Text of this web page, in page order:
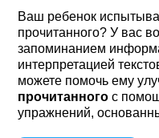
Ваш ребенок
прочитанного? У вас
запоминанием
интерпретацией
можете помочь ему
прочитанного с
упражнений,